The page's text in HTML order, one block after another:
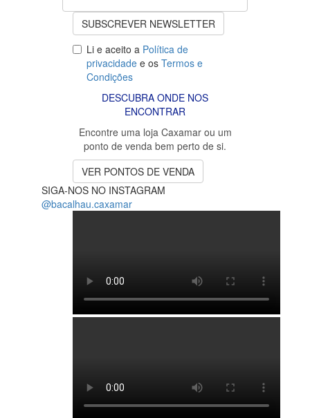
SUBSCREVER NEWSLETTER
Li e aceito a Política de
privacidade e os Termos e
Condições
DESCUBRA ONDE NOS
ENCONTRAR
Encontre uma loja Caxamar ou um
ponto de venda bem perto de si.
VER PONTOS DE VENDA
SIGA-NOS NO INSTAGRAM
@bacalhau.caxamar